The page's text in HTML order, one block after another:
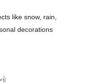
like snow, rain,
decorations